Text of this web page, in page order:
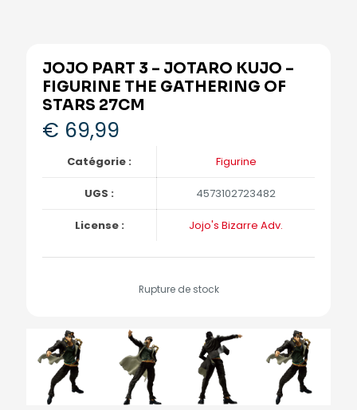
JOJO PART 3 – JOTARO KUJO –
FIGURINE THE GATHERING OF
STARS 27CM
€ 69,99
Catégorie : Figurine
UGS : 4573102723482
License : Jojo's Bizarre Adv.
Rupture de stock